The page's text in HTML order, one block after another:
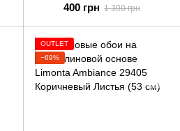
400 грн 1 300 грн
OUTLET
−69%